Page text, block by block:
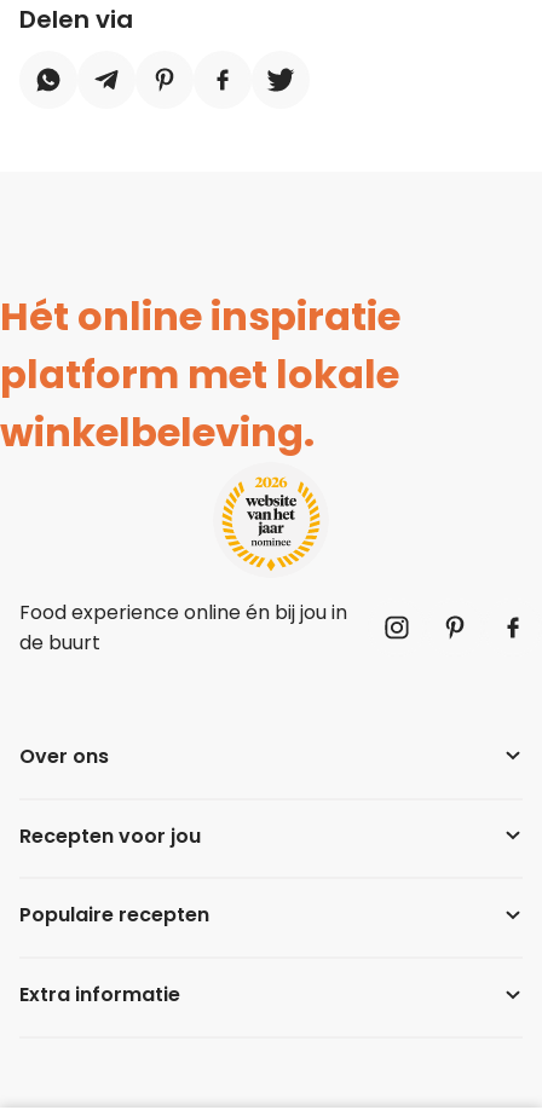
Delen via
Hét online inspiratie
platform met lokale
winkelbeleving.
Food experience online én bij jou in
de buurt
Over ons
Recepten voor jou
Populaire recepten
Extra informatie